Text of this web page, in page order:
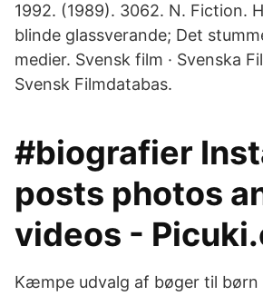
1992. (1989). 3062. N. Fiction.
blinde glassverande; Det
medier. Svensk film · Svenska
Svensk Filmdatabas.
#biografier
posts photos
videos -
Kæmpe udvalg af bøger til børn